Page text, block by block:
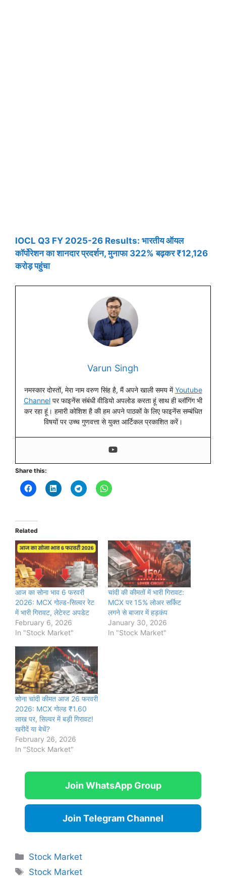
IOCL Q3 FY 2025-26 Results: भारतीय ऑयल
कॉर्पोरेशन का शानदार प्रदर्शन, मुनाफा 322% बढ़कर ₹12,126
करोड़ पहुंचा
Varun Singh
नमस्कार दोस्तों, मेरा नाम वरुण सिंह है, मैं अपने खाली समय मेंYoutube
Channel पर फाइनेंस संबंधी वीडियो अपलोड करता हूं साथ ही ब्लॉगिंग भी
कर रहा हूं। हमारी कोशिश है की हम अपने पाठकों के लिए फाइनेंस सम्बंधित
विषयों पर उच्च गुणवत्ता से युक्त आर्टिकल प्रकाशित करें।
Share this:
Related
आज का सोना भाव 6 फरवरी
2026: MCX गोल्ड-सिल्वर रेट
में भारी गिरावट, लेटेस्ट अपडेट
February 6, 2026
In "Stock Market"
चांदी की कीमतों में भारी गिरावट:
MCX पर 15% लोअर सर्किट
लगने से बाजार में हड़कंप
January 30, 2026
In "Stock Market"
सोना चांदी कीमत आज 26 फरवरी
2026: MCX गोल्ड ₹1.60
लाख पर, सिल्वर में बड़ी गिरावट!
खरीदें या बेचें?
February 26, 2026
In "Stock Market"
Join WhatsApp Group
Join Telegram Channel
Categories
Stock Market
Tags
Stock Market